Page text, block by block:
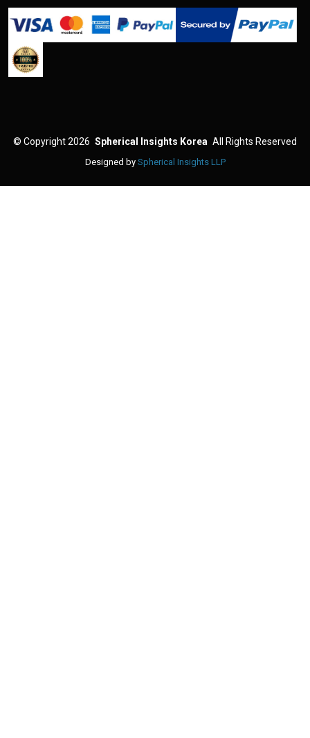
© Copyright 2026 Spherical Insights Korea All Rights Reserved
Designed by Spherical Insights LLP